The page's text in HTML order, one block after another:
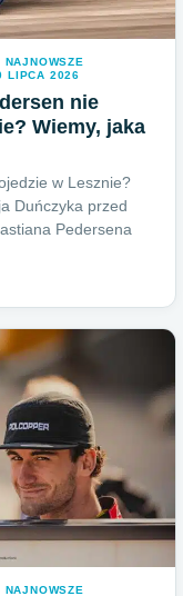
LIPCA 2026
nie
Wiemy, jaka
w Lesznie?
Duńczyka przed
Pedersena
NAJNOWSZE